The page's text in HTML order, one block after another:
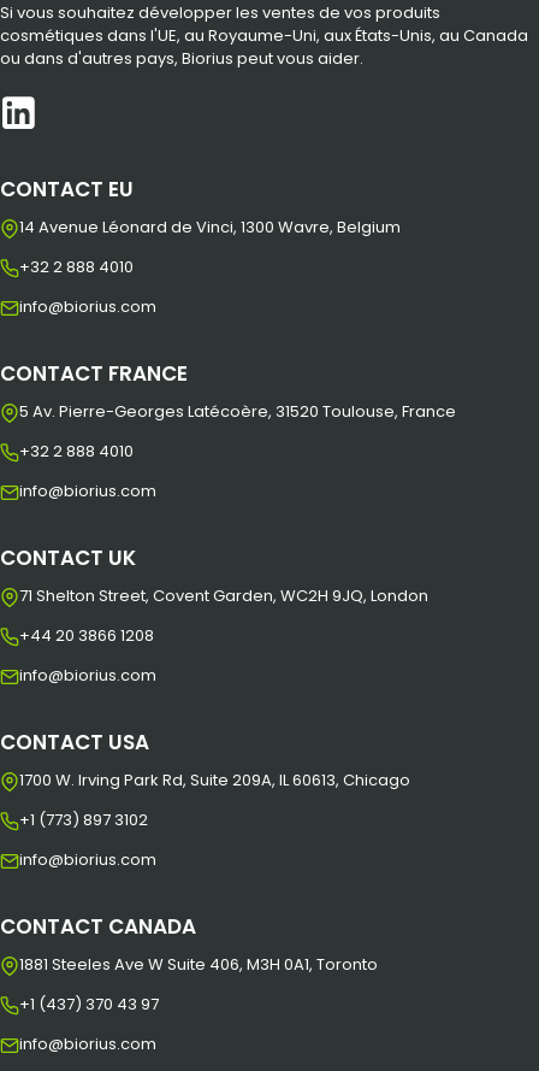
Si vous souhaitez développer les ventes de vos produits
cosmétiques dans l'UE, au Royaume-Uni, aux États-Unis, au Canada
ou dans d'autres pays, Biorius peut vous aider.
CONTACT EU
14 Avenue Léonard de Vinci, 1300 Wavre, Belgium
+32 2 888 4010
info@biorius.com
CONTACT FRANCE
5 Av. Pierre-Georges Latécoère, 31520 Toulouse, France
+32 2 888 4010
info@biorius.com
CONTACT UK
71 Shelton Street, Covent Garden, WC2H 9JQ, London
+44 20 3866 1208
info@biorius.com
CONTACT USA
1700 W. Irving Park Rd, Suite 209A, IL 60613, Chicago
+1 (773) 897 3102
info@biorius.com
CONTACT CANADA
1881 Steeles Ave W Suite 406, M3H 0A1, Toronto
+1 (437) 370 43 97
info@biorius.com